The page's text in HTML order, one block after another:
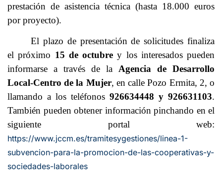
prestación de asistencia técnica (hasta 18.000 euros
por proyecto).
El plazo de presentación de solicitudes finaliza
el próximo 15 de octubre y los interesados pueden
informarse a través de la Agencia de Desarrollo
Local-Centro de la Mujer, en calle Pozo Ermita, 2, o
llamando a los teléfonos 926634448 y 926631103.
También pueden obtener información pinchando en el
siguiente portal web:
https://www.jccm.es/tramitesygestiones/linea-1-
subvencion-para-la-promocion-de-las-cooperativas-y-
sociedades-laborales